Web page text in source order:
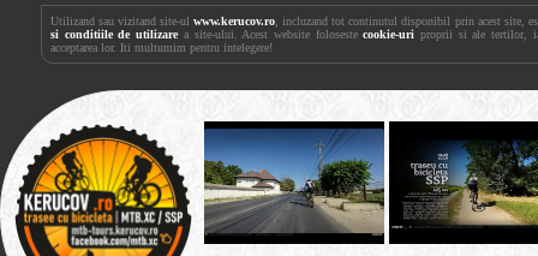
Utilizand sau vizitand site-ulwww.kerucov.ro , incluzand tot continutul disponibil prin acest site,
si conditiile de utilizare a site-ului. Acest website folosestecookie-uri proprii si ale tertilor,
acceptarea lor. Iti multumim pentru intelegere!